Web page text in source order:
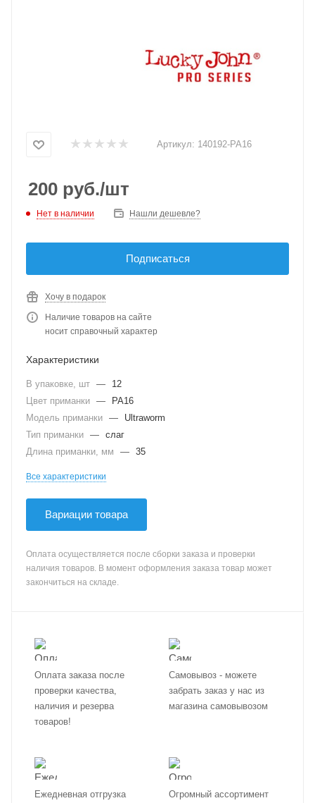
Артикул: 140192-PA16
200 руб./шт
Нет в наличии Нашли дешевле?
Подписаться
Хочу в подарок
Наличие товаров на сайте
носит справочный характер
Характеристики
В упаковке, шт —
12
Цвет приманки —
PA16
Модель приманки —
Ultraworm
Тип приманки — слаг
Длина приманки, мм
— 35
Все характеристики
Вариации товара
Оплата осуществляется после сборки заказа и проверки
наличия товаров. В момент оформления заказа товар может
закончиться на складе.
Оплата заказа после
проверки качества,
наличия и резерва
товаров!
Самовывоз - можете
забрать заказ у нас из
магазина самовывозом
Ежедневная отгрузка
Огромный ассортимент